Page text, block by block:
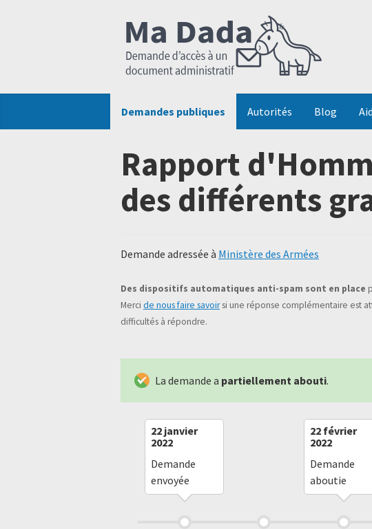
Demandes publiques Autorités Blog
Rapport
des différents
Demande adressée à Ministère des Armées
Des dispositifs automatiques anti-spam sont en place
Merci de nous faire savoirsi une réponse complémentaire est
difficultés à répondre.
La demande a partiellement abouti.
22 janvier
2022
Demande
envoyée
22 février
2022
Demande
aboutie